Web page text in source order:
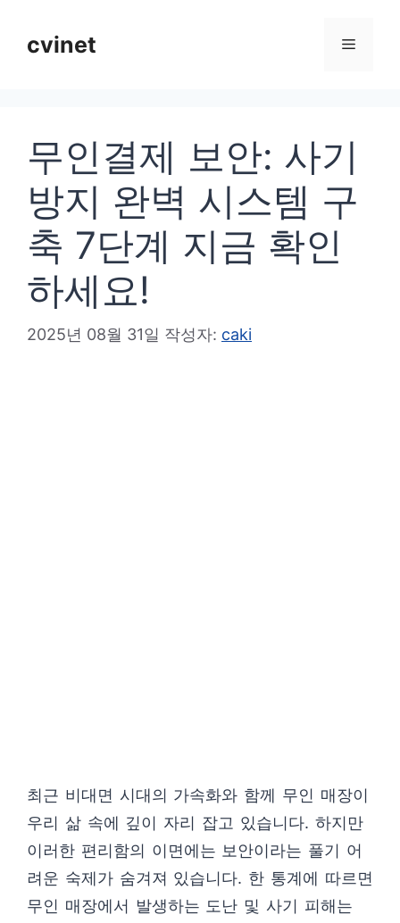
cvinet 메
무인결제 보안: 사기
방지 완벽 시스템 구
축 7단계 지금 확인
하세요!
2025년 08월 31일 작성자: caki
최근 비대면 시대의 가속화와 함께 무인 매장이
우리 삶 속에 깊이 자리 잡고 있습니다. 하지만
이러한 편리함의 이면에는 보안이라는 풀기 어
려운 숙제가 숨겨져 있습니다. 한 통계에 따르면
무인 매장에서 발생하는 도난 및 사기 피해는